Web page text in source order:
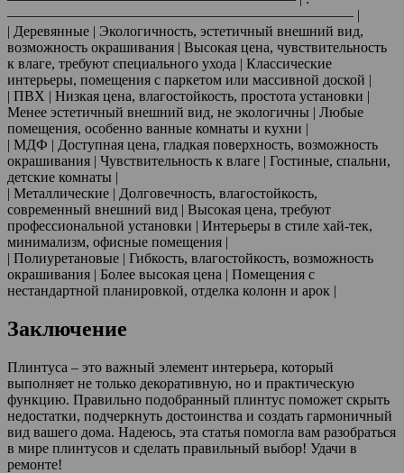
———————————————————————— |
| Деревянные | Экологичность, эстетичный внешний вид,
возможность окрашивания | Высокая цена, чувствительность
к влаге, требуют специального ухода | Классические
интерьеры, помещения с паркетом или массивной доской |
| ПВХ | Низкая цена, влагостойкость, простота установки |
Менее эстетичный внешний вид, не экологичны | Любые
помещения, особенно ванные комнаты и кухни |
| МДФ | Доступная цена, гладкая поверхность, возможность
окрашивания | Чувствительность к влаге | Гостиные, спальни,
детские комнаты |
| Металлические | Долговечность, влагостойкость,
современный внешний вид | Высокая цена, требуют
профессиональной установки | Интерьеры в стиле хай-тек,
минимализм, офисные помещения |
| Полиуретановые | Гибкость, влагостойкость, возможность
окрашивания | Более высокая цена | Помещения с
нестандартной планировкой, отделка колонн и арок |
Заключение
Плинтуса – это важный элемент интерьера, который
выполняет не только декоративную, но и практическую
функцию. Правильно подобранный плинтус поможет скрыть
недостатки, подчеркнуть достоинства и создать гармоничный
вид вашего дома. Надеюсь, эта статья помогла вам разобраться
в мире плинтусов и сделать правильный выбор! Удачи в
ремонте!